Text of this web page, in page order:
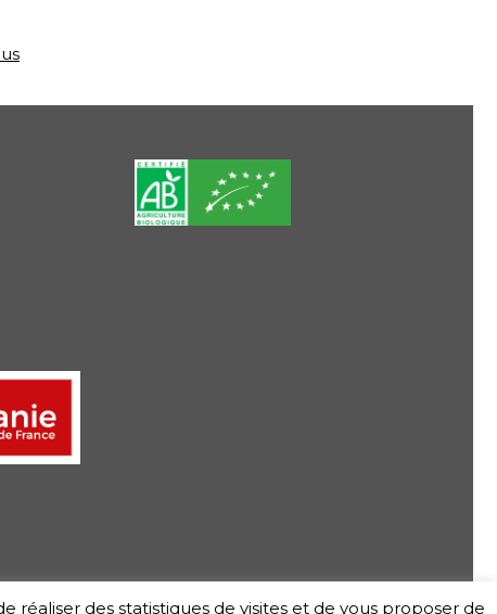
réaliser des statistiques de visites et de vous proposer de